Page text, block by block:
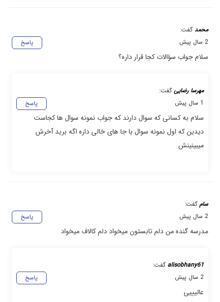
محمد گفت:
پاسخ
2 سال پیش
سلام جواب سؤالات کجا قرار داره؟
مهرسا رضایی گفت:
پاسخ
1 سال پیش
سلام به کسانی که سوال دارند که جواب نمونه سوال ها کجاست
دیدین که اول نمونه سوال با جا های خالی داره اگه برید آخرش
میبینینش
سام گفت:
پاسخ
2 سال پیش
مدرسه گنده من دلم تابستون میخواد دلم کالاف میخواد
alisobhany61 گفت:
پاسخ
2 سال پیش
عالیییی